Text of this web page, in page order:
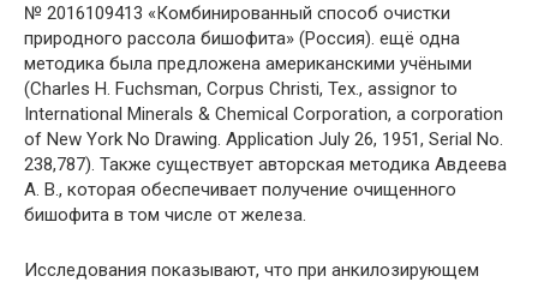
№ 2016109413 «Комбинированный способ очистки
природного рассола бишофита» (Россия). ещё одна
методика была предложена американскими учёными
(Charles H. Fuchsman, Corpus Christi, Tex., assignor to
International Minerals & Chemical Corporation, a corporation
of New York No Drawing. Application July 26, 1951, Serial No.
238,787). Также существует авторская методика Авдеева
А. В., которая обеспечивает получение очищенного
бишофита в том числе от железа.
Исследования показывают, что при анкилозирующем